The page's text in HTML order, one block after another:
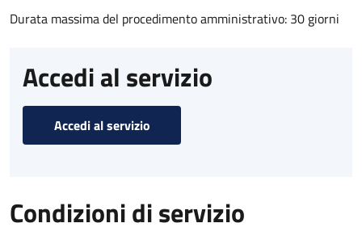
Durata massima del procedimento amministrativo: 30 giorni
Accedi al servizio
Accedi al servizio
Condizioni di servizio